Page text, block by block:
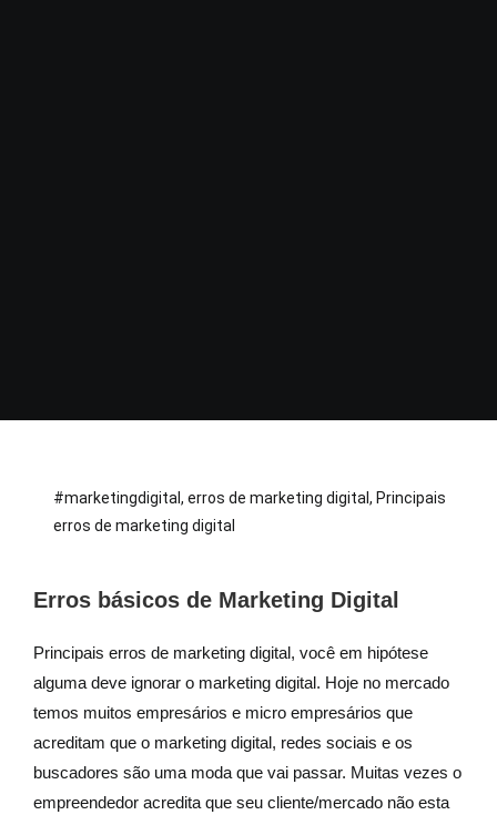
#marketingdigital , erros de marketing digital , Principais
erros de marketing digital
Erros básicos de Marketing Digital
Principais erros de marketing digital, você em hipótese
alguma deve ignorar o marketing digital. Hoje no mercado
temos muitos empresários e micro empresários que
acreditam que o marketing digital, redes sociais e os
buscadores são uma moda que vai passar. Muitas vezes o
empreendedor acredita que seu cliente/mercado não esta